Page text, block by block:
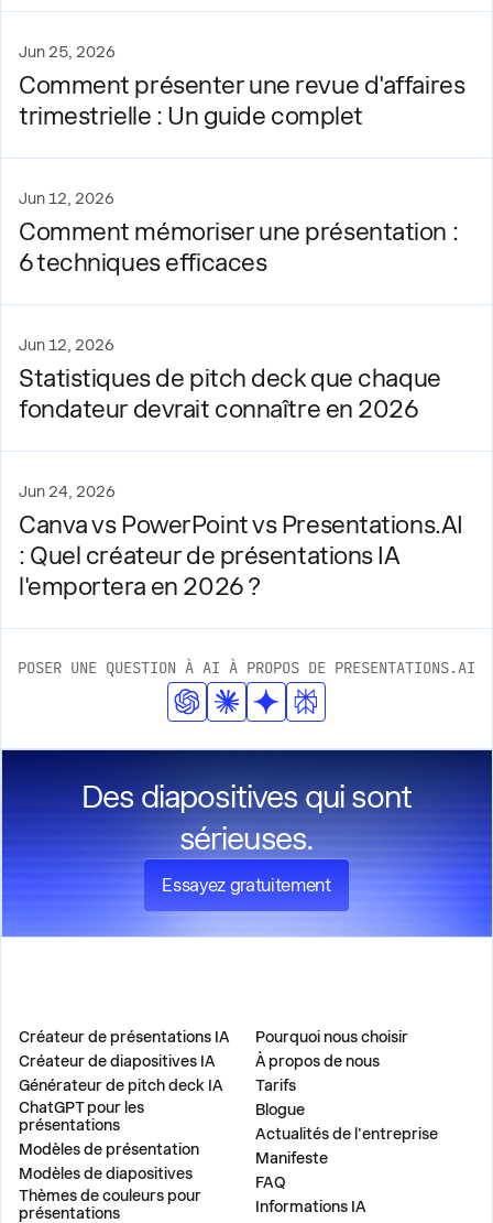
Jun 25, 2026
Comment présenter une revue d'affaires
trimestrielle : Un guide complet
Jun 12, 2026
Comment mémoriser une présentation :
6 techniques efficaces
Jun 12, 2026
Statistiques de pitch deck que chaque
fondateur devrait connaître en 2026
Jun 24, 2026
Canva vs PowerPoint vs Presentations.AI
: Quel créateur de présentations IA
l'emportera en 2026 ?
POSER UNE QUESTION À AI À PROPOS DE PRESENTATIONS.AI
Des diapositives qui sont
sérieuses.
Essayez gratuitement
Créateur de présentations IA
Créateur de diapositives IA
Générateur de pitch deck IA
ChatGPT pour les
présentations
Modèles de présentation
Modèles de diapositives
Thèmes de couleurs pour
présentations
Pourquoi nous choisir
À propos de nous
Tarifs
Blogue
Actualités de l'entreprise
Manifeste
FAQ
Informations IA